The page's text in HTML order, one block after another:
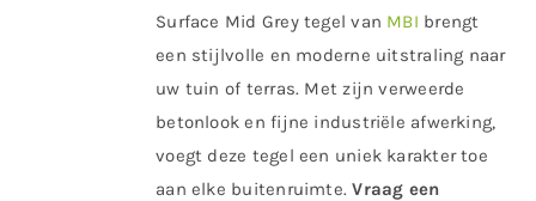
Surface Mid Grey tegel van MBI brengt
een stijlvolle en moderne uitstraling naar
uw tuin of terras. Met zijn verweerde
betonlook en fijne industriële afwerking,
voegt deze tegel een uniek karakter toe
aan elke buitenruimte.Vraag een